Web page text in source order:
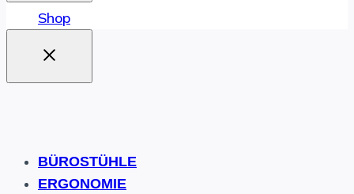
Shop
BÜROSTÜHLE
ERGONOMIE